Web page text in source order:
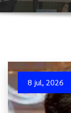
8 jul, 2026